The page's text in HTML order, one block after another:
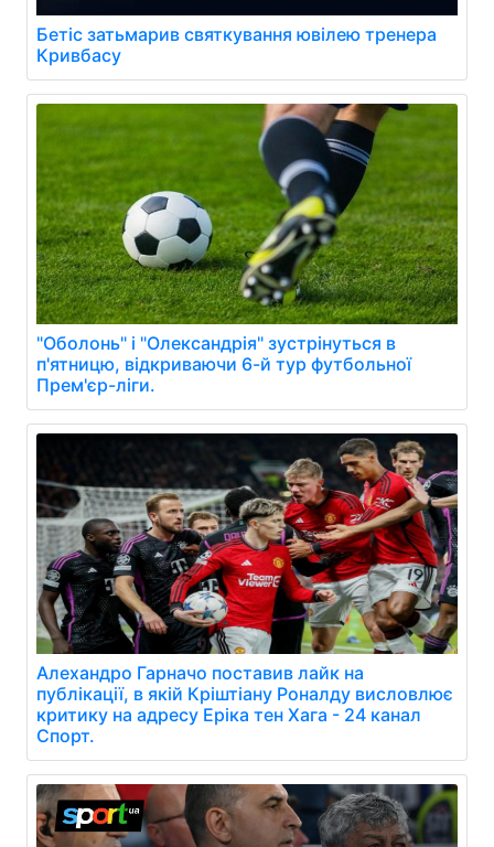
Бетіс затьмарив святкування ювілею тренера
Кривбасу
"Оболонь" і "Олександрія" зустрінуться в
п'ятницю, відкриваючи 6-й тур футбольної
Прем'єр-ліги.
Алехандро Гарначо поставив лайк на
публікації, в якій Кріштіану Роналду висловлює
критику на адресу Еріка тен Хага - 24 канал
Спорт.